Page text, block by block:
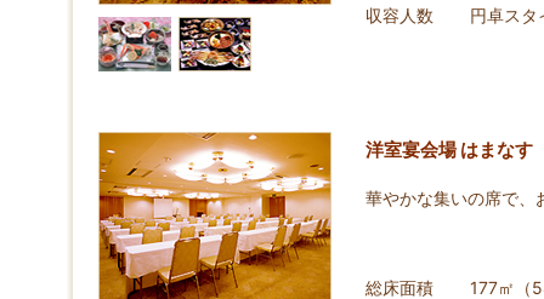
収容人数
円卓ス
洋室宴会場 はまなす
華やかな集いの席で、
総床面積
177㎡（